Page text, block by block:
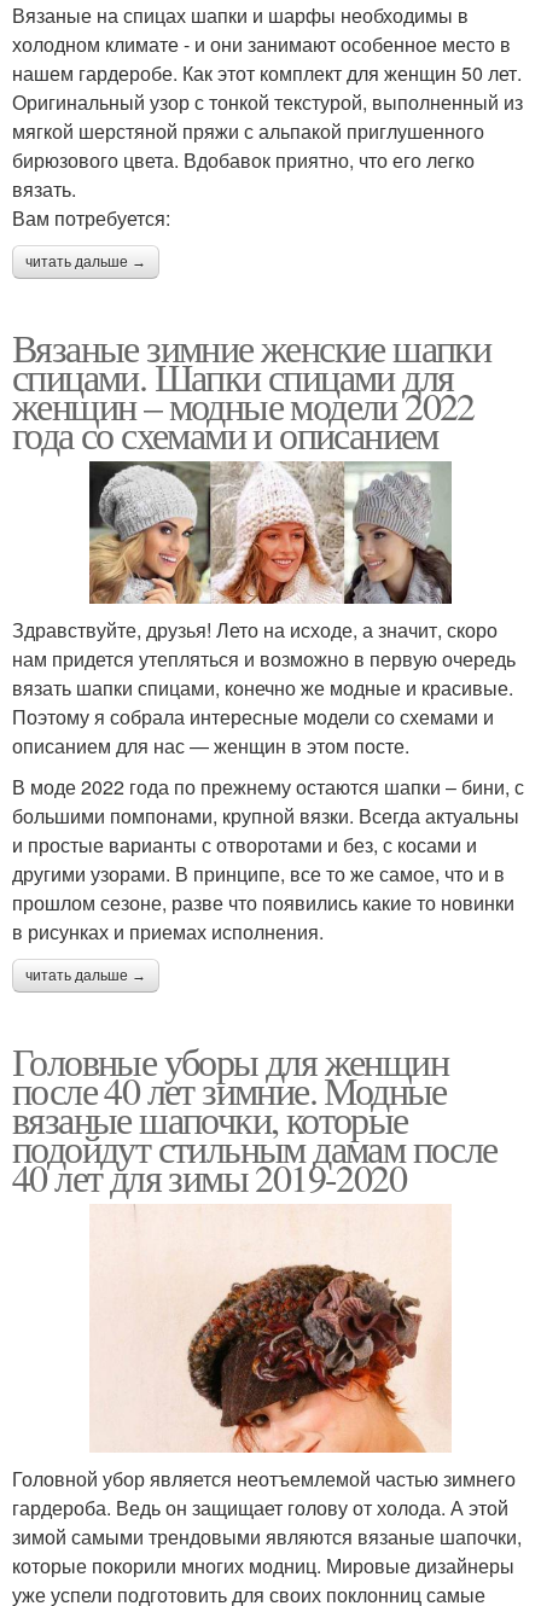
Вязаные на спицах шапки и шарфы необходимы в
холодном климате - и они занимают особенное место в
нашем гардеробе. Как этот комплект для женщин 50 лет.
Оригинальный узор с тонкой текстурой, выполненный из
мягкой шерстяной пряжи с альпакой приглушенного
бирюзового цвета. Вдобавок приятно, что его легко
вязать.
Вам потребуется:
читать дальше →
Вязаные зимние женские шапки
спицами. Шапки спицами для
женщин – модные модели 2022
года со схемами и описанием
Здравствуйте, друзья! Лето на исходе, а значит, скоро
нам придется утепляться и возможно в первую очередь
вязать шапки спицами, конечно же модные и красивые.
Поэтому я собрала интересные модели со схемами и
описанием для нас — женщин в этом посте.
В моде 2022 года по прежнему остаются шапки – бини, с
большими помпонами, крупной вязки. Всегда актуальны
и простые варианты с отворотами и без, с косами и
другими узорами. В принципе, все то же самое, что и в
прошлом сезоне, разве что появились какие то новинки
в рисунках и приемах исполнения.
читать дальше →
Головные уборы для женщин
после 40 лет зимние. Модные
вязаные шапочки, которые
подойдут стильным дамам после
40 лет для зимы 2019-2020
Головной убор является неотъемлемой частью зимнего
гардероба. Ведь он защищает голову от холода. А этой
зимой самыми трендовыми являются вязаные шапочки,
которые покорили многих модниц. Мировые дизайнеры
уже успели подготовить для своих поклонниц самые